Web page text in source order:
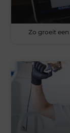
Zo groeit